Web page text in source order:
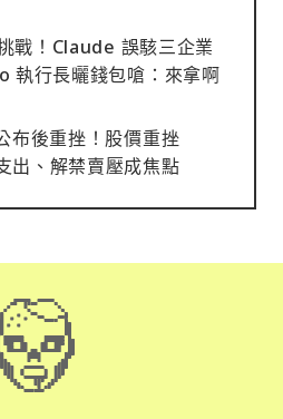
戰！Claude 誤駭三企業
執行長曬錢包嗆：來拿啊
布後重挫！股價重挫
出、解禁賣壓成焦點